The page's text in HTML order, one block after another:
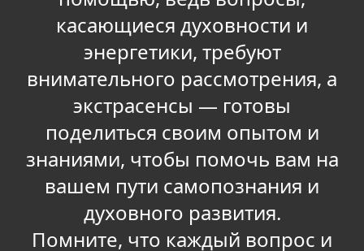
касающиеся духовности и
энергетики, требуют
внимательного рассмотрения, а
экстрасенсы — готовы
поделиться своим опытом и
знаниями, чтобы помочь вам на
вашем пути самопознания и
духовного развития.
Помните, что каждый вопрос и